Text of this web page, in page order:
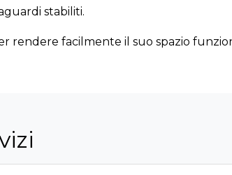
stabiliti.
rendere facilmente il suo spazio